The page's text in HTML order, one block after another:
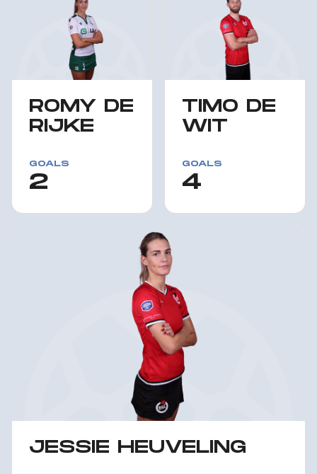
ROMY DE
RIJKE
GOALS
2
TIMO DE
WIT
GOALS
4
JESSIE HEUVELING